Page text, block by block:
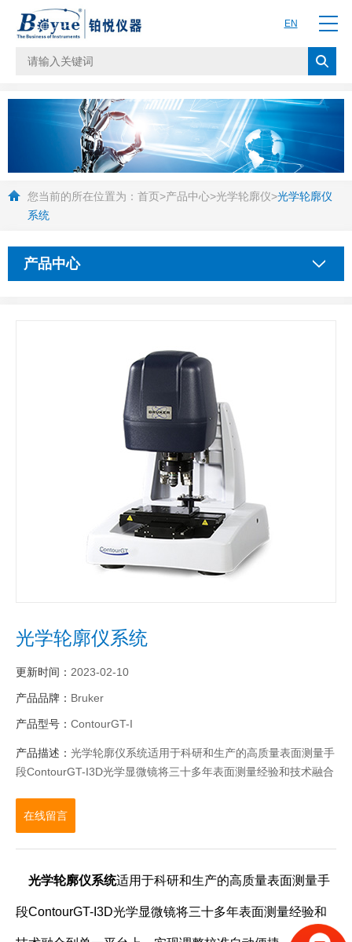
EN
您当前的所在位置为： 首页>产品中心>光学轮廓仪>光学轮廓仪
系统
产品中心
光学轮廓仪系统
更新时间： 2023-02-10
产品品牌： Bruker
产品型号： ContourGT-I
产品描述： 光学轮廓仪系统适用于科研和生产的高质量表面测量手
段ContourGT-I3D光学显微镜将三十多年表面测量经验和技术融合
成像性能优异及表面定量测试方案。
在线留言
光学轮廓仪系统适用于科研和生产的高质量表面测量手
段ContourGT-I3D光学显微镜将三十多年表面测量经验和